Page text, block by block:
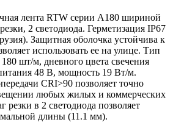
лента RTW серии A180 шириной
2 светодиода. Герметизация IP67
Защитная оболочка устойчива к
использовать ее на улице. Тип
шт/м, дневного цвета свечения
48 В, мощность 19 Вт/м.
CRI>90 позволяет точно
любых жилых и коммерческих
в 2 светодиода позволяет
длины (11.1 мм).